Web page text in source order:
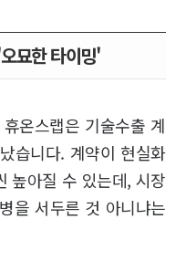
묘한 타이밍'
온스랩은 기술수출 계
습니다. 계약이 현실화
높아질 수 있는데, 시장
을 서두른 것 아니냐는